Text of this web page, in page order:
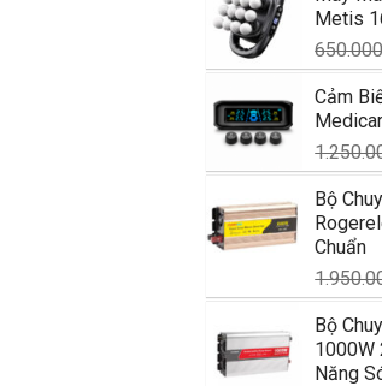
Metis
Cảm
Medicar
Bộ
Chuẩn
Bộ
1000W
Năng